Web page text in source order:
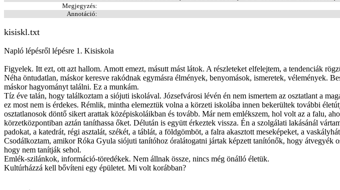
Megjegyzés:
Annotáció:
kisiskl.txt
Napló lépésről lépésre 1. Kisiskola
Figyelek. Itt ezt, ott azt hallom. Amott emezt, másutt mást látok. A részleteket elfelejtem, a tendenciák
Néha öntudatlan, máskor keresve rakódnak egymásra élmények, benyomások, ismeretek, vélemények.
máskor hagyományt találni. Ez a munkám.
Tíz éve talán, hogy találkoztam a siójuti iskolával. Józsefvárosi lévén én nem ismertem az osztatlant a
ez most nem is érdekes. Rémlik, mintha elemeztük volna a körzeti iskolába innen bekerültek további
osztatlanosok döntő sikert arattak középiskoláikban és tovább. Már nem emlékszem, hol volt az a falu,
körzetközpontiban aztán taníthassa őket. Délután is együtt érkeztek vissza. Én a szolgálati lakásánál
padokat, a katedrát, régi asztalát, székét, a táblát, a földgömböt, a falra akasztott meseképeket, a
Csodálkoztam, amikor Róka Gyula siójuti tanítóhoz óralátogatni jártak képzett tanítónők, hogy
hogy nem tanítják sehol.
Emlék-szilánkok, információ-töredékek. Nem állnak össze, nincs még önálló életük.
Kultúrházzá kell bővíteni egy épületet. Mi volt korábban?